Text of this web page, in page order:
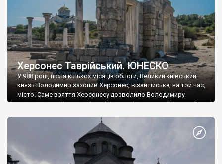
Херсонес Таврійський. ЮНЕСКО
У 988 році, після кількох місяців облоги, Великий київський
князь Володимир захопив Херсонес, візантійське, на той час,
місто. Саме взяття Херсонесу дозволило Володимиру
диктувати свої умови візантійському імператору Василю ІІ, та
Херсонесі Володимир-язичник, став Василем-християнином.
А потім було Хрещення Русі. На честь Херсонесу Таврійського